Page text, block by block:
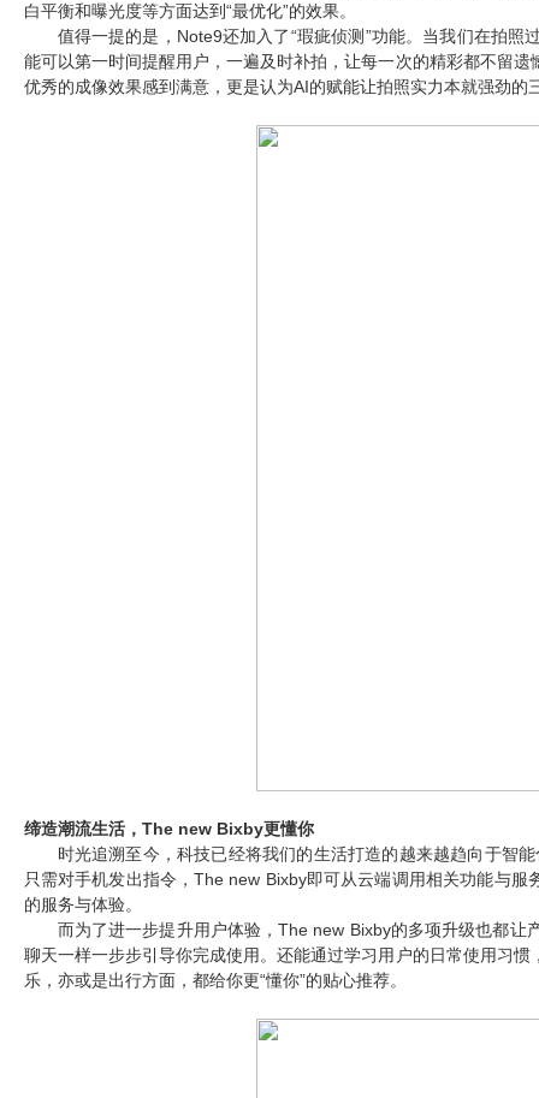
白平衡和曝光度等方面达到“最优化”的效果。
值得一提的是，Note9还加入了“瑕疵侦测”功能。当我们在拍
能可以第一时间提醒用户，一遍及时补拍，让每一次的精彩都不留
优秀的成像效果感到满意，更是认为AI的赋能让拍照实力本就强劲的
缔造潮流生活，The new Bixby更懂你
时光追溯至今，科技已经将我们的生活打造的越来越趋向于智
只需对手机发出指令，The new Bixby即可从云端调用相关功能与
的服务与体验。
而为了进一步提升用户体验，The new Bixby的多项升级也都让
聊天一样一步步引导你完成使用。还能通过学习用户的日常使用习
乐，亦或是出行方面，都给你更“懂你”的贴心推荐。